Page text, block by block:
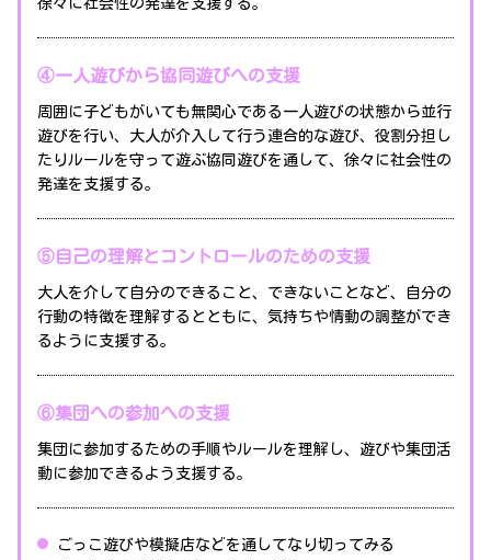
④一人遊びから協同遊びへの支援
周囲に子どもがいても無関心である一人遊びの状態から並行
遊びを行い、大人が介入して行う連合的な遊び、役割分担し
たりルールを守って遊ぶ協同遊びを通して、徐々に社会性の
発達を支援する。
⑤自己の理解とコントロールのための支援
大人を介して自分のできること、できないことなど、自分の
行動の特徴を理解するとともに、気持ちや情動の調整ができ
るように支援する。
⑥集団への参加への支援
集団に参加するための手順やルールを理解し、遊びや集団活
動に参加できるよう支援する。
ごっこ遊びや模擬店などを通してなり切ってみる